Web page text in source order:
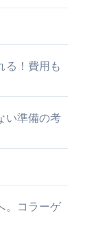
る！費用も
い準備の考
。コラーゲ